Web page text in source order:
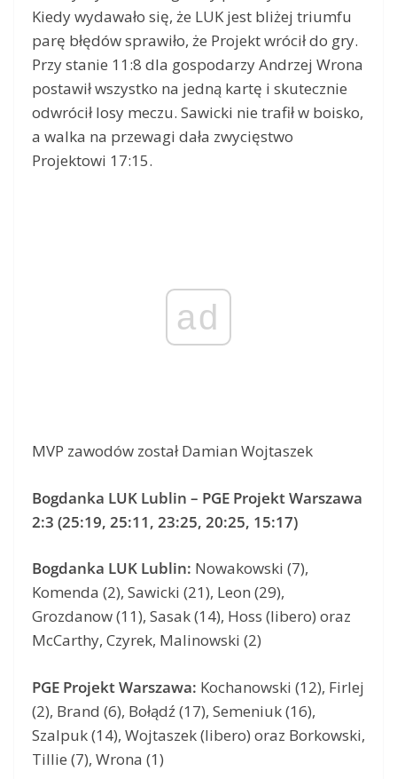
Kiedy wydawało się, że LUK jest bliżej triumfu
parę błędów sprawiło, że Projekt wrócił do gry.
Przy stanie 11:8 dla gospodarzy Andrzej Wrona
postawił wszystko na jedną kartę i skutecznie
odwrócił losy meczu. Sawicki nie trafił w boisko,
a walka na przewagi dała zwycięstwo
Projektowi 17:15.
ad
MVP zawodów został Damian Wojtaszek
Bogdanka LUK Lublin – PGE Projekt Warszawa
2:3 (25:19, 25:11, 23:25, 20:25, 15:17)
Bogdanka LUK Lublin: Nowakowski (7),
Komenda (2), Sawicki (21), Leon (29),
Grozdanow (11), Sasak (14), Hoss (libero) oraz
McCarthy, Czyrek, Malinowski (2)
PGE Projekt Warszawa: Kochanowski (12), Firlej
(2), Brand (6), Bołądź (17), Semeniuk (16),
Szalpuk (14), Wojtaszek (libero) oraz Borkowski,
Tillie (7), Wrona (1)